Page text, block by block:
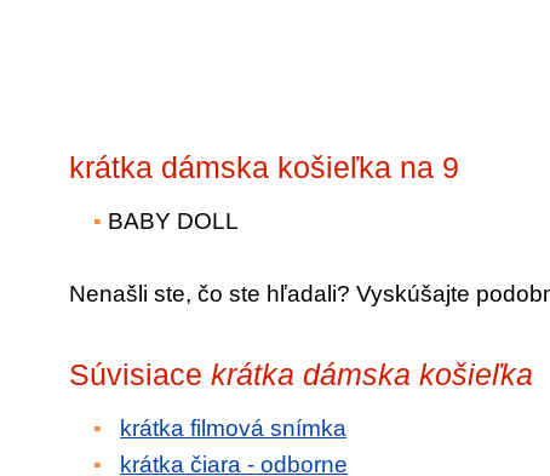
krátka dámska košieľka na 9
BABY DOLL
Nenašli ste, čo ste hľadali? Vyskúšajte
Súvisiace krátka dámska košieľka
krátka filmová snímka
krátka čiara - odborne